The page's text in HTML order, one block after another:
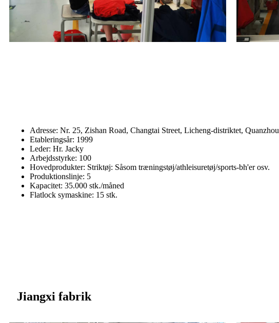
Adresse: Nr. 25, Zishan Road, Changtai Street, Licheng-distriktet, Quanzhou
Etableringsår: 1999
Leder: Hr. Jacky
Arbejdsstyrke: 100
Hovedprodukter: Striktøj: Såsom træningstøj/athleisuretøj/sports-bh'er osv.
Produktionslinje: 5
Kapacitet: 35.000 stk./måned
Flatlock symaskine: 15 stk.
Jiangxi fabrik